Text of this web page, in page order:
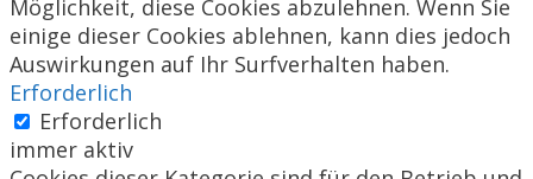
Möglichkeit, diese Cookies abzulehnen. Wenn Sie
einige dieser Cookies ablehnen, kann dies jedoch
Auswirkungen auf Ihr Surfverhalten haben.
Erforderlich
Erforderlich
immer aktiv